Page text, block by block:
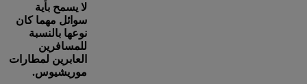
لا يسمح بأية
سوائل مهما كان
نوعها بالنسبة
للمسافرين
العابرين لمطارات
موريشيوس.